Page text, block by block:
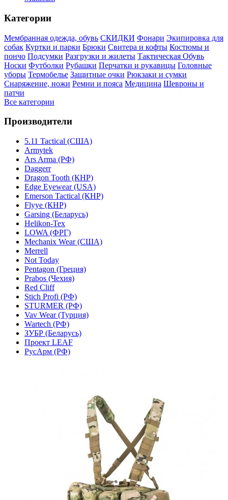
Категории
Мембранная одежда, обувь СКИДКИ Фонари Экипировка для
собак Куртки и парки Брюки Свитера и кофты Костюмы и
пончо Подсумки Разгрузки и жилеты Тактическая Обувь
Носки Футболки Рубашки Перчатки и рукавицы Головные
уборы Термобелье Защитные очки Рюкзаки и сумки
Снаряжение, ножи Ремни и пояса Медицина Шевроны и
патчи
Все категории
Производители
5.11 Tactical (США)
Armytek
Ars Arma (РФ)
Daggerr
Dragon Tooth (КНР)
Edge Eyewear (USA)
Emerson Tactical (КНР)
Flyye (КНР)
Garsing (Беларусь)
Helikon-Tex
LOWA (ФРГ)
Mechanix Wear (США)
Merrell
Not Today
Pentagon (Греция)
Prabos (Чехия)
Red Cliff
Stich Profi (РФ)
STURMER (РФ)
Vav Wear (Турция)
Wartech (РФ)
ЗУБР (Беларусь)
Проект LEAF
РусАрм (РФ)